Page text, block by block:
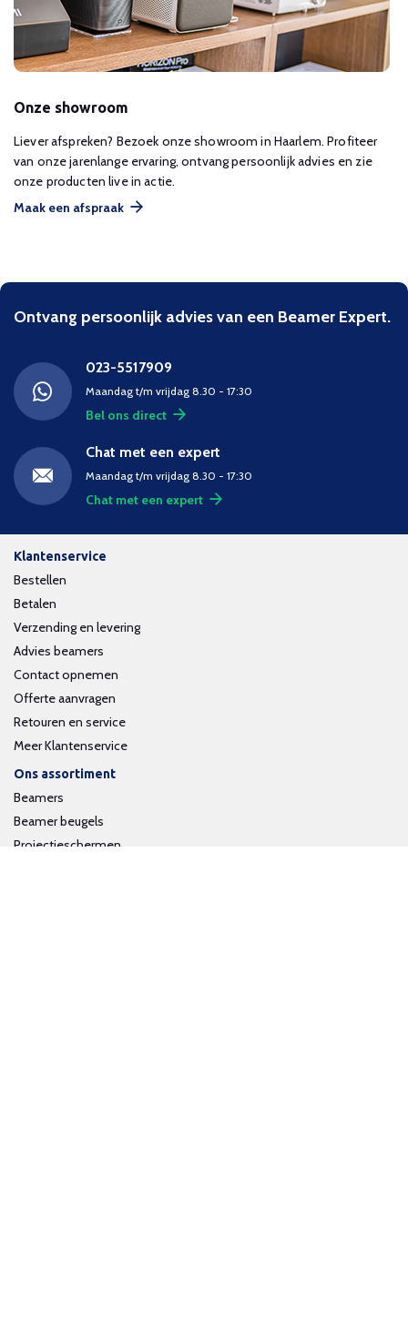
Onze showroom
Liever afspreken? Bezoek onze showroom in Haarlem. Profiteer
van onze jarenlange ervaring, ontvang persoonlijk advies en zie
onze producten live in actie.
Maak een afspraak
Ontvang persoonlijk advies van een Beamer Expert.
023-5517909
Maandag t/m vrijdag 8.30 - 17:30
Bel ons direct
Chat met een expert
Maandag t/m vrijdag 8.30 - 17:30
Chat met een expert
Klantenservice
Bestellen
Betalen
Verzending en levering
Advies beamers
Contact opnemen
Offerte aanvragen
Retouren en service
Meer Klantenservice
Ons assortiment
Beamers
Beamer beugels
Projectieschermen